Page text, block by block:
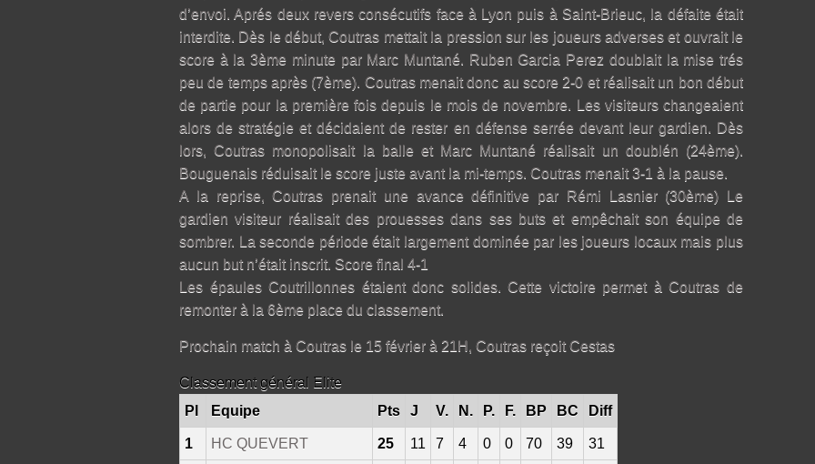
d’envoi. Aprés deux revers consécutifs face à Lyon puis à Saint-Brieuc, la défaite était
interdite. Dès le début, Coutras mettait la pression sur les joueurs adverses et ouvrait le
score à la 3ème minute par Marc Muntané. Ruben Garcia Perez doublait la mise trés
peu de temps après (7ème). Coutras menait donc au score 2-0 et réalisait un bon début
de partie pour la première fois depuis le mois de novembre. Les visiteurs changeaient
alors de stratégie et décidaient de rester en défense serrée devant leur gardien. Dès
lors, Coutras monopolisait la balle et Marc Muntané réalisait un doublén (24ème).
Bouguenais réduisait le score juste avant la mi-temps. Coutras menait 3-1 à la pause.
A la reprise, Coutras prenait une avance définitive par Rémi Lasnier (30ème) Le
gardien visiteur réalisait des prouesses dans ses buts et empêchait son équipe de
sombrer. La seconde période était largement dominée par les joueurs locaux mais plus
aucun but n’était inscrit. Score final 4-1
Les épaules Coutrillonnes étaient donc solides. Cette victoire permet à Coutras de
remonter à la 6ème place du classement.
Prochain match à Coutras le 15 février à 21H, Coutras reçoit Cestas
Classement général Elite
Pl
Equipe Pts J V. N. P. F. BP BC Diff
1 HC QUEVERT 25 11 7 4 0 0 70 39 31